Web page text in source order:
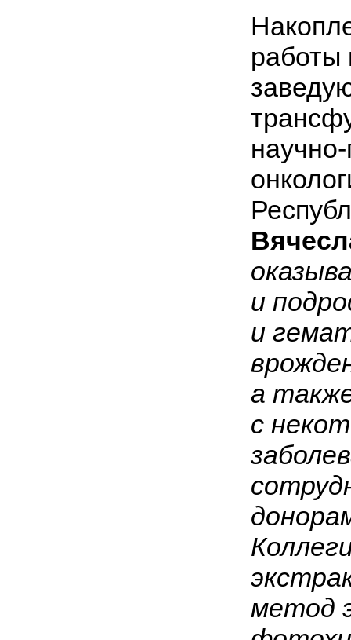
работы
и
и
а
с
метод